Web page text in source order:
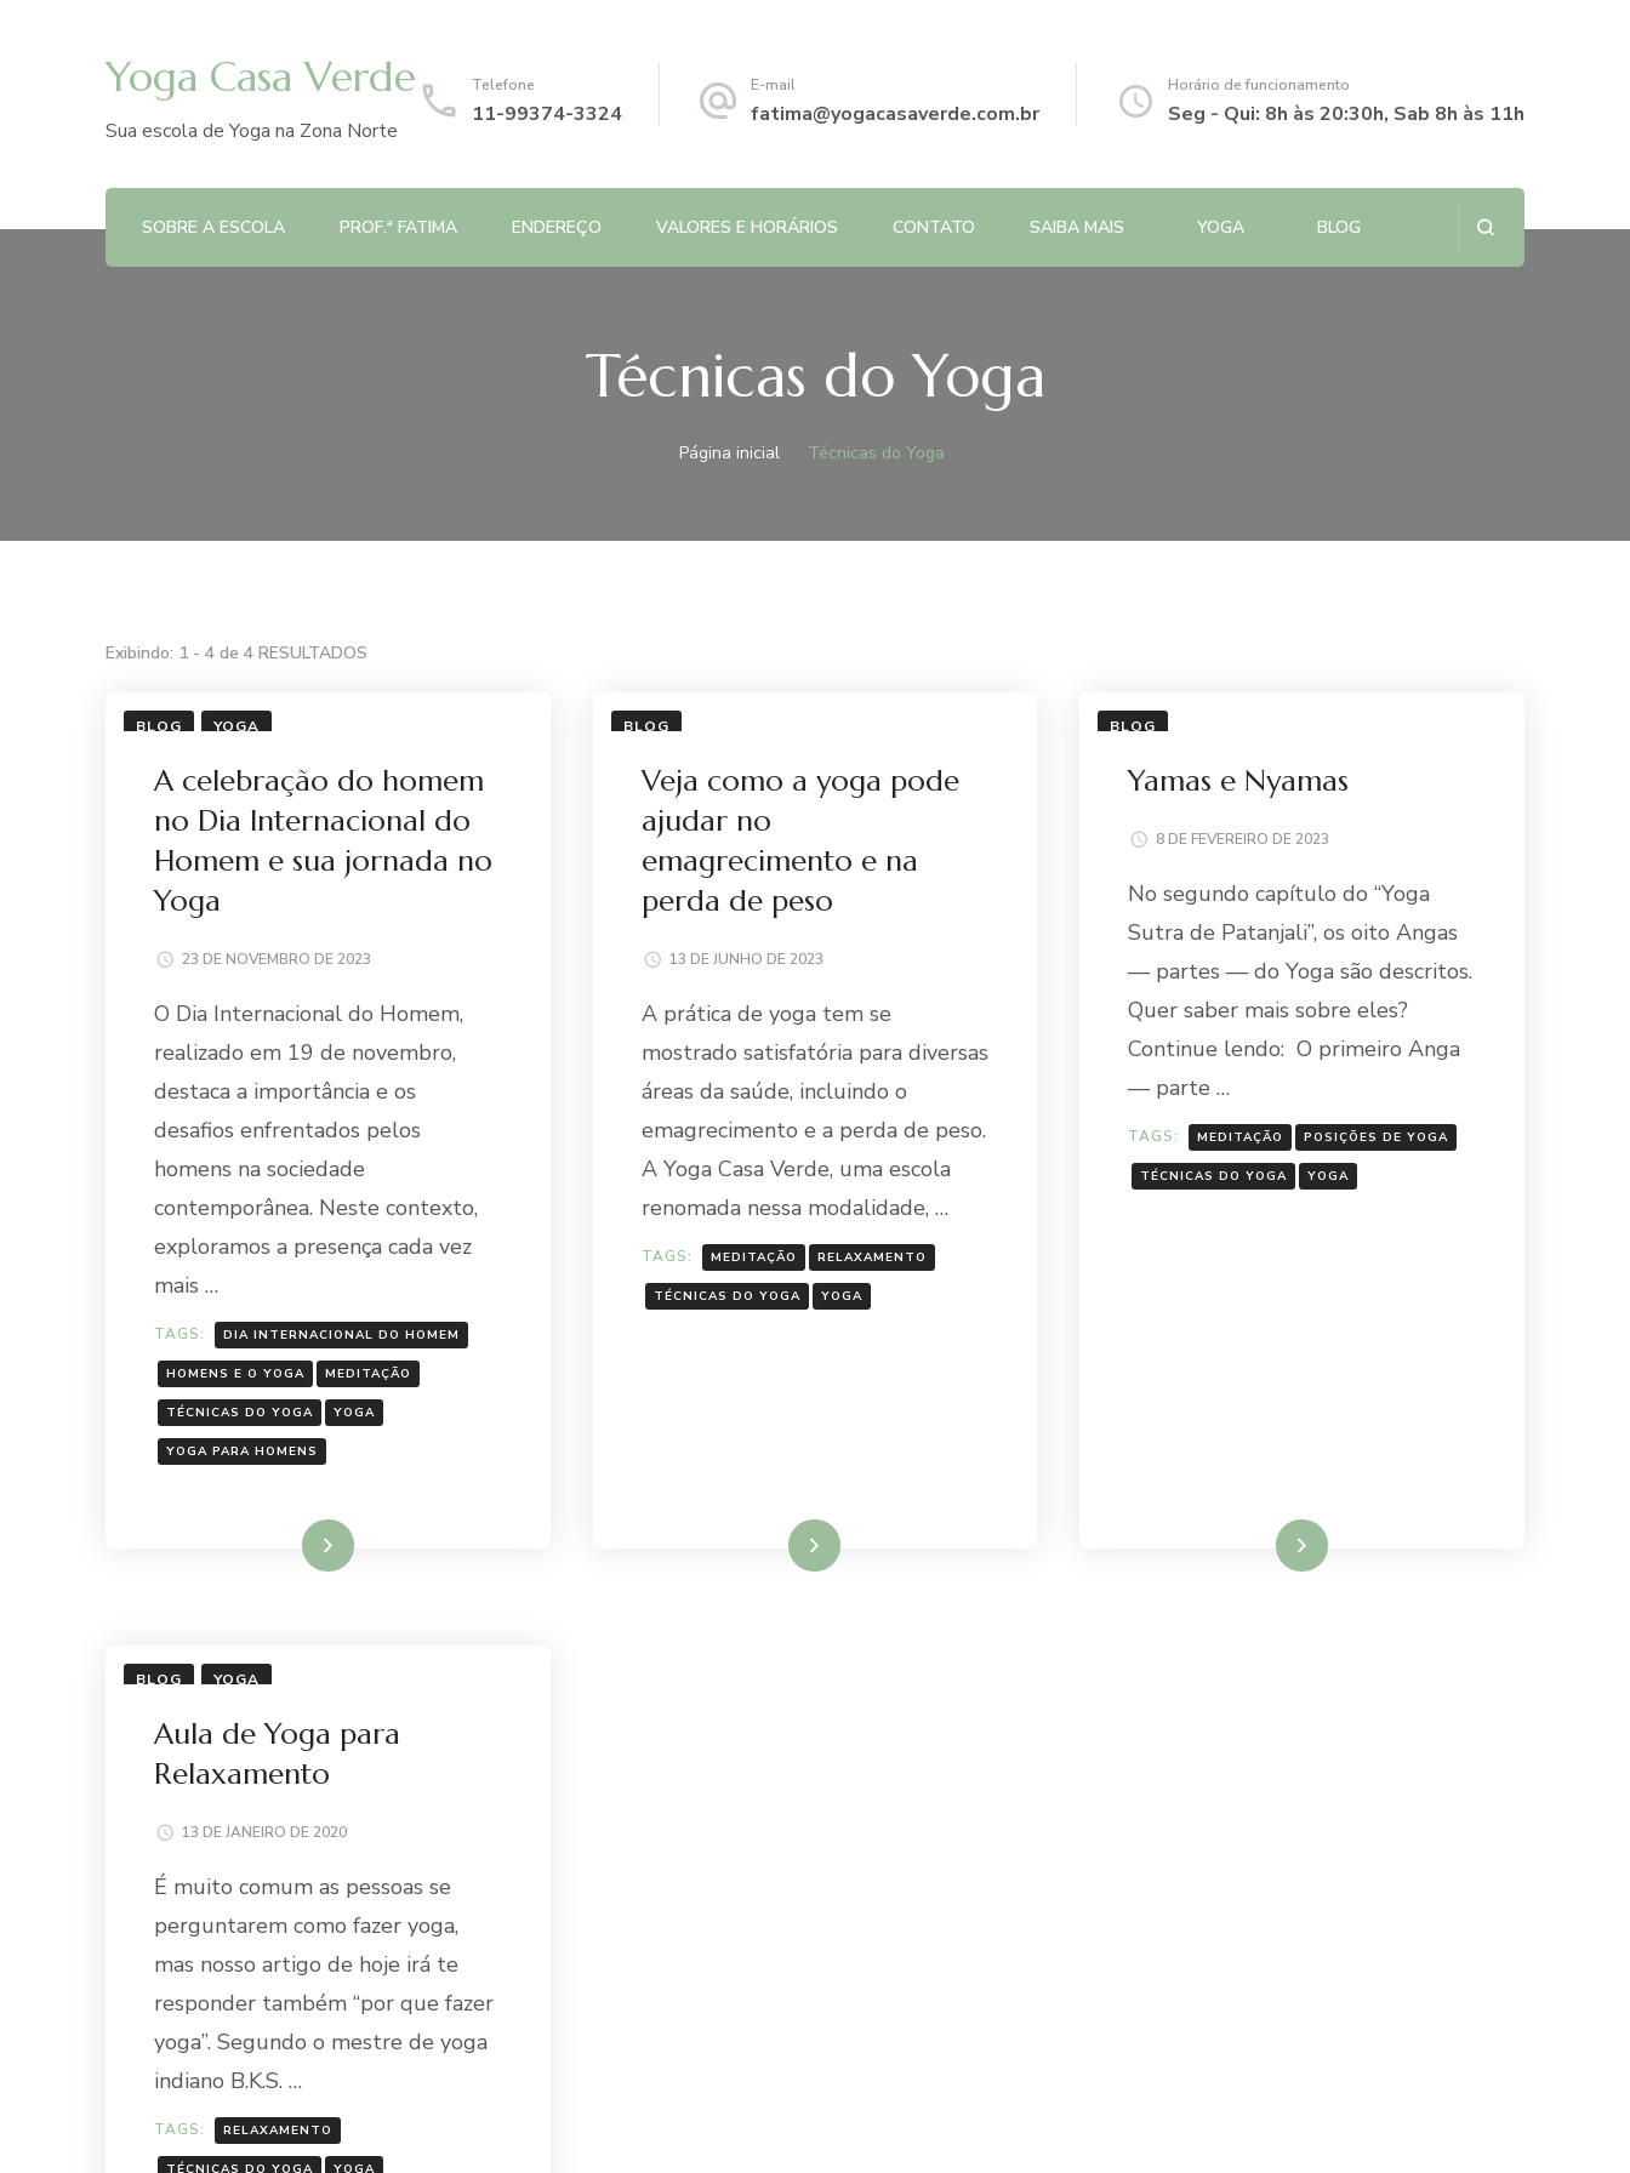
Yoga Casa Verde
Sua escola de Yoga na Zona Norte
Telefone
11-99374-3324
E-mail
fatima@yogacasaverde.com.br
Horário de funcionamento
Seg - Qui: 8h às 20:30h, Sab 8h às 11h
SOBRE A ESCOLA PROF.ª FATIMA ENDEREÇO VALORES E HORÁRIOS CONTATO SAIBA MAIS YOGA BLOG
Técnicas do Yoga
Página inicial Técnicas do Yoga
Exibindo: 1 - 4 de 4 RESULTADOS
BLOG YOGA
A celebração do homem
no Dia Internacional do
Homem e sua jornada no
Yoga
23 DE NOVEMBRO DE 2023
O Dia Internacional do Homem,
realizado em 19 de novembro,
destaca a importância e os
desafios enfrentados pelos
homens na sociedade
contemporânea. Neste contexto,
exploramos a presença cada vez
mais …
TAGS: DIA INTERNACIONAL DO HOMEM
HOMENS E O YOGA MEDITAÇÃO
TÉCNICAS DO YOGA YOGA
YOGA PARA HOMENS
Ler mais
BLOG
Veja como a yoga pode
ajudar no
emagrecimento e na
perda de peso
13 DE JUNHO DE 2023
A prática de yoga tem se
mostrado satisfatória para diversas
áreas da saúde, incluindo o
emagrecimento e a perda de peso.
A Yoga Casa Verde, uma escola
renomada nessa modalidade, …
TAGS: MEDITAÇÃO RELAXAMENTO
TÉCNICAS DO YOGA YOGA
Ler mais
BLOG
Yamas e Nyamas
8 DE FEVEREIRO DE 2023
No segundo capítulo do “Yoga
Sutra de Patanjali”, os oito Angas
— partes — do Yoga são descritos.
Quer saber mais sobre eles?
Continue lendo: O primeiro Anga
— parte …
TAGS: MEDITAÇÃO POSIÇÕES DE YOGA
TÉCNICAS DO YOGA YOGA
Ler mais
BLOG YOGA
Aula de Yoga para
Relaxamento
13 DE JANEIRO DE 2020
É muito comum as pessoas se
perguntarem como fazer yoga,
mas nosso artigo de hoje irá te
responder também “por que fazer
yoga”. Segundo o mestre de yoga
indiano B.K.S. …
TAGS: RELAXAMENTO
TÉCNICAS DO YOGA YOGA